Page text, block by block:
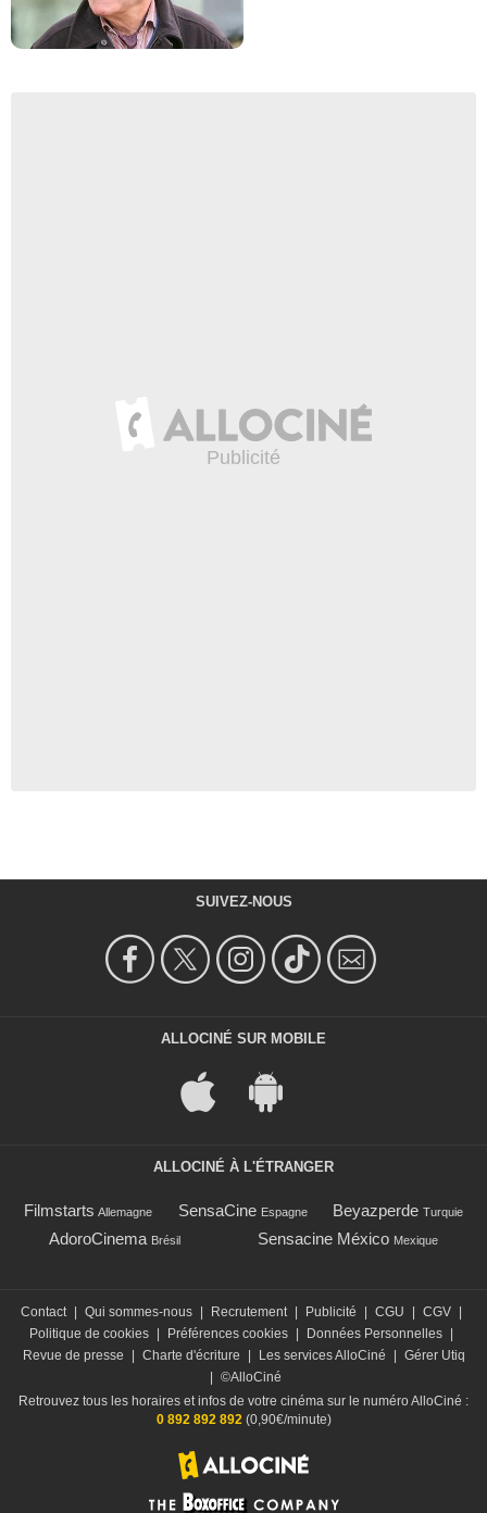
SUIVEZ-NOUS
ALLOCINÉ SUR MOBILE
ALLOCINÉ À L'ÉTRANGER
Filmstarts Allemagne SensaCine Espagne Beyazperde Turquie
AdoroCinema Brésil Sensacine México Mexique
Contact | Qui sommes-nous | Recrutement | Publicité | CGU | CGV |
Politique de cookies | Préférences cookies | Données Personnelles |
Revue de presse
| Charte d'écriture | Les services AlloCiné | Gérer Utiq
| ©AlloCiné
Retrouvez tous les horaires et infos de votre cinéma sur le numéro AlloCiné :
0 892 892 892 (0,90€/minute)